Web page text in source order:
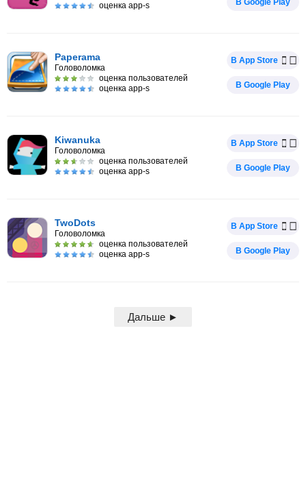
оценка app-s В Google Play
Paperama
Головоломка
оценка пользователей
оценка app-s
В App Store
В Google Play
Kiwanuka
Головоломка
оценка пользователей
оценка app-s
В App Store
В Google Play
TwoDots
Головоломка
оценка пользователей
оценка app-s
В App Store
В Google Play
Дальше ►